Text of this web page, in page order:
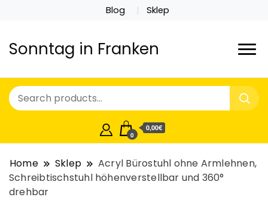
Blog Sklep
Sonntag in Franken
0
0,00€
Home Sklep
Acryl Bürostuhl ohne Armlehnen,
Schreibtischstuhl höhenverstellbar und 360°
drehbar